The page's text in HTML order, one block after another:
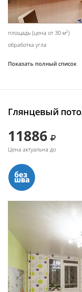
площадь (цена от 30 м2)
обработка угла
Показать полный список
Глянцевый
11886
Цена актуальна до